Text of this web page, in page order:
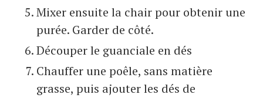
Mixer ensuite la chair pour obtenir une
purée. Garder de côté.
Découper le guanciale en dés
Chauffer une poêle, sans matière
grasse, puis ajouter les dés de